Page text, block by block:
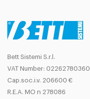
Bett Sistemi S.r.l.
VAT Number: 02262780360
Cap.soc.i.v. 206600 €
R.E.A. MO n 278086